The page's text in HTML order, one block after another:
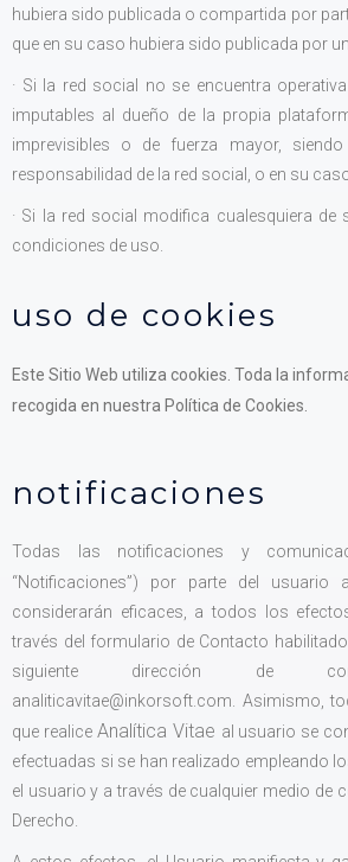
hubiera sido publicada o compartida por
que en su caso hubiera sido publicada por
· Si la red social no se encuentra
imputables al dueño de la propia
imprevisibles o de fuerza mayor,
responsabilidad de la red social, o en su
· Si la red social modifica cualesquiera
condiciones de uso.
uso de cookies
Este Sitio Web utiliza cookies. Toda la
recogida en nuestra Política de Cookies.
notificaciones
Todas las notificaciones y
“Notificaciones”) por parte del usuario
considerarán eficaces, a todos los
través del formulario de Contacto
siguiente dirección de
analiticavitae@inkorsoft.com. Asimismo,
que realice Analítica Vitae al usuario se
efectuadas si se han realizado empleando
el usuario y a través de cualquier medio de
Derecho.